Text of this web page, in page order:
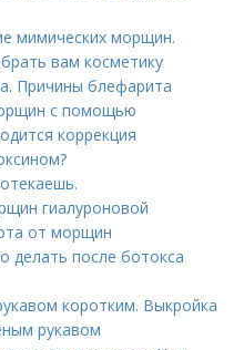
мимических морщин.
вам косметику
Причины блефарита
с помощью
коррекция
гиалуроновой
от морщин
делать после ботокса
коротким. Выкройка
рукавом